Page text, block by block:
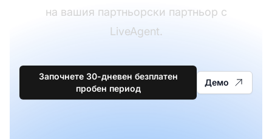
на вашия партньорски партньор с
LiveAgent.
Започнете 30-дневен безплатен
пробен период
Демо